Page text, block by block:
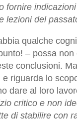
fornire
lezioni del
qualche
– possa non
conclusioni. Ma
riguarda lo
dare al loro
critico e non
di stabilire con